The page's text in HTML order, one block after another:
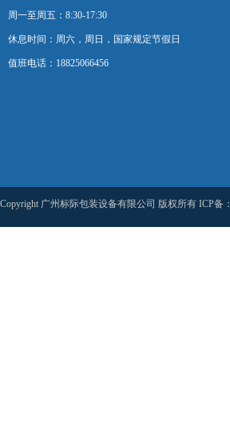
周一至周五：8:30-17:30
休息时间：周六，周日，国家规定节假日
值班电话：18825066456
Copyright 广州标际包装设备有限公司 版权所有 ICP备：